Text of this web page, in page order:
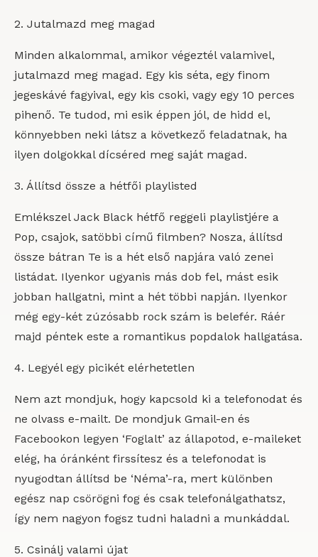
2. Jutalmazd meg magad
Minden alkalommal, amikor végeztél valamivel,
jutalmazd meg magad. Egy kis séta, egy finom
jegeskávé fagyival, egy kis csoki, vagy egy 10 perces
pihenő. Te tudod, mi esik éppen jól, de hidd el,
könnyebben neki látsz a következő feladatnak, ha
ilyen dolgokkal dícséred meg saját magad.
3. Állítsd össze a hétfői playlisted
Emlékszel Jack Black hétfő reggeli playlistjére a
Pop, csajok, satöbbi című filmben? Nosza, állítsd
össze bátran Te is a hét első napjára való zenei
listádat. Ilyenkor ugyanis más dob fel, mást esik
jobban hallgatni, mint a hét többi napján. Ilyenkor
még egy-két zúzósabb rock szám is belefér. Ráér
majd péntek este a romantikus popdalok hallgatása.
4. Legyél egy picikét elérhetetlen
Nem azt mondjuk, hogy kapcsold ki a telefonodat és
ne olvass e-mailt. De mondjuk Gmail-en és
Facebookon legyen ‘Foglalt’ az állapotod, e-maileket
elég, ha óránként firssítesz és a telefonodat is
nyugodtan állítsd be ‘Néma’-ra, mert különben
egész nap csörögni fog és csak telefonálgathatsz,
így nem nagyon fogsz tudni haladni a munkáddal.
5. Csinálj valami újat